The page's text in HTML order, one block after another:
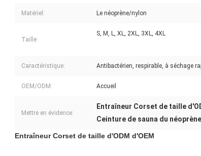
Matériel: Le néoprène/nylon
Taille:
S, M, L, XL, 2XL, 3XL, 4XL
Caractéristique: Antibactérien, respirable, à séchage
OEM/ODM: Accueil
Mettre en évidence:
Entraîneur Corset de taille
Ceinture de sauna du néoprène
Entraîneur Corset de taille d'ODM d'OEM